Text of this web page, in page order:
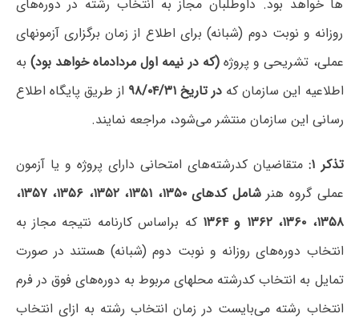
ها خواهد بود. داوطلبان مجاز به انتخاب رشته در دوره‌های
روزانه و نوبت دوم (شبانه) برای اطلاع از زمان برگزاری آزمونهای
عملی، تشریحی و پروژه(که در نیمه اول مردادماه خواهد بود) به
اطلاعیه‌ این سازمان که در تاریخ ۹۸/۰۴/۳۱
از طریق پایگاه اطلاع
رسانی این سازمان منتشر می‌شود، مراجعه نمایند.
تذکر ۱ : متقاضیان کدرشته‌های امتحانی دارای پروژه و یا آزمون
عملی گروه هنر
شامل کدهای ۱۳۵۰، ۱۳۵۱، ۱۳۵۲، ۱۳۵۶، ۱۳۵۷،
۱۳۵۸، ۱۳۶۰، ۱۳۶۲ و ۱۳۶۴
که براساس کارنامه نتیجه مجاز به
انتخاب دوره‌های روزانه و نوبت دوم (شبانه) هستند در صورت
تمایل به انتخاب کدرشته محلهای مربوط به دوره‌های فوق در فرم
انتخاب رشته می‌بایست در زمان انتخاب رشته به ازای انتخاب